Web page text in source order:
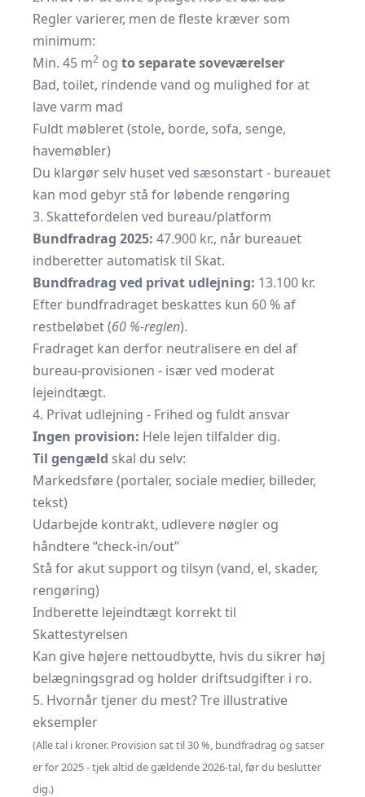
Regler varierer, men de fleste kræver som
minimum:
Min. 45 m2 og to separate soveværelser
Bad, toilet, rindende vand og mulighed for at
lave varm mad
Fuldt møbleret (stole, borde, sofa, senge,
havemøbler)
Du klargør selv huset ved sæsonstart - bureauet
kan mod gebyr stå for løbende rengøring
3. Skattefordelen ved bureau/platform
Bundfradrag 2025: 47.900 kr., når bureauet
indberetter automatisk til Skat.
Bundfradrag ved privat udlejning: 13.100 kr.
Efter bundfradraget beskattes kun 60 % af
restbeløbet (60 %-reglen).
Fradraget kan derfor neutralisere en del af
bureau-provisionen - især ved moderat
lejeindtægt.
4. Privat udlejning - Frihed og fuldt ansvar
Ingen provision: Hele lejen tilfalder dig.
Til gengæld skal du selv:
Markedsføre (portaler, sociale medier, billeder,
tekst)
Udarbejde kontrakt, udlevere nøgler og
håndtere “check-in/out”
Stå for akut support og tilsyn (vand, el, skader,
rengøring)
Indberette lejeindtægt korrekt til
Skattestyrelsen
Kan give højere nettoudbytte, hvis du sikrer høj
belægningsgrad og holder driftsudgifter i ro.
5. Hvornår tjener du mest? Tre illustrative
eksempler
(Alle tal i kroner. Provision sat til 30 %, bundfradrag og satser
er for 2025 - tjek altid de gældende 2026-tal, før du beslutter
dig.)